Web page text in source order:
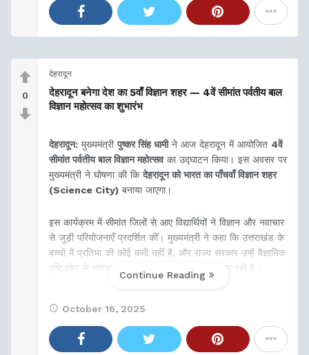
0
देहरादून
देहरादून बनेगा देश का 5वाँ विज्ञान शहर — 4वें सीमांत पर्वतीय बाल
विज्ञान महोत्सव का शुभारंभ
देहरादून: मुख्यमंत्रीपुष्कर सिंह धामीने आज देहरादून में आयोजित 4वें
सीमांत पर्वतीय बाल विज्ञान महोत्सवका उद्घाटन किया। इस अवसर पर
मुख्यमंत्री ने घोषणा की किदेहरादून को भारत का पाँचवाँ विज्ञान शहर
(Science City) बनाया जाएगा।
इस कार्यक्रम में सीमांत जिलों से आए विद्यार्थियों ने विज्ञान और नवाचार
से जुड़ी परियोजनाएँ प्रदर्शित कीं। मुख्यमंत्री ने कहा कि उत्तराखंड के
बच्चों में प्रतिभा की कोई कमी नहीं है, और राज्य सरकार उन्हें वैज्ञानिक
दृष्टिकोण से सशक्त बनाने के लिए हरसंभव प्रयास कर रही है।
Continue Reading
October 16, 2025